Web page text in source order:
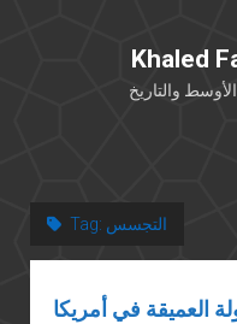
والتاريخ
Tag: التجسس
العميقة في أمريكا